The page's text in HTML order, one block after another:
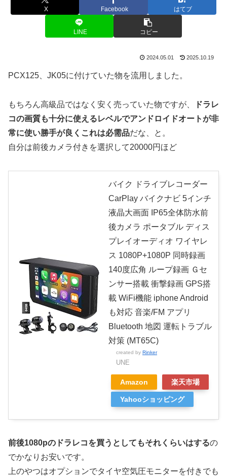
X Facebook はてブ
LINE コピー
2024.05.01 2025.10.19
PCX125、JK05に付けていた物を流用しました。
もちろん高級品ではなく安く売っていた物ですが、
ドラレ
コの画質も十分に使えるレベルでアンドロイドオートが非
常に使い勝手が良くこれは必需品だな、と。
自分は前後カメラ付きを選択して20000円ほど
バイク ドライブレコーダー
CarPlay バイクナビ 5インチ
液晶大画面 IP65全体防水前
後カメラ ポータブル ディス
プレイオーディオ ワイヤレ
ス 1080P+1080P 同時録画
140度広角 ループ録画 Ｇセ
ンサー搭載 衝撃録画 GPS搭
載 WiFi機能 iphone Android
も対応 音楽/FM アプリ
Bluetooth 地図 運転トラブル
対策 (MT65C)
created by Rinker
UNE
Amazon 楽天市場
Yahooショッピング
前後1080pのドラレコを買うとしてもそれくらいはするの
でかなりお安いです。
上のやつはオプションでタイヤ空気圧モニターを付きでも